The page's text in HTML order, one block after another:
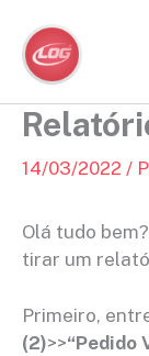
para
conteúdo
14/03/2022 /
Olá tudo
tirar um
Primeiro,
(2)>>“Pedido